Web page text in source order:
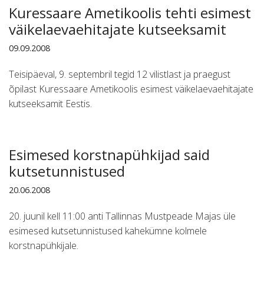
Kuressaare Ametikoolis tehti esimest
väikelaevaehitajate kutseeksamit
09.09.2008
Teisipäeval, 9. septembril tegid 12 vilistlast ja praegust
õpilast Kuressaare Ametikoolis esimest väikelaevaehitajate
kutseeksamit Eestis.
Esimesed korstnapühkijad said
kutsetunnistused
20.06.2008
20. juunil kell 11:00 anti Tallinnas Mustpeade Majas üle
esimesed kutsetunnistused kahekümne kolmele
korstnapühkijale.